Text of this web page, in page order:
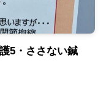
5・ささない鍼